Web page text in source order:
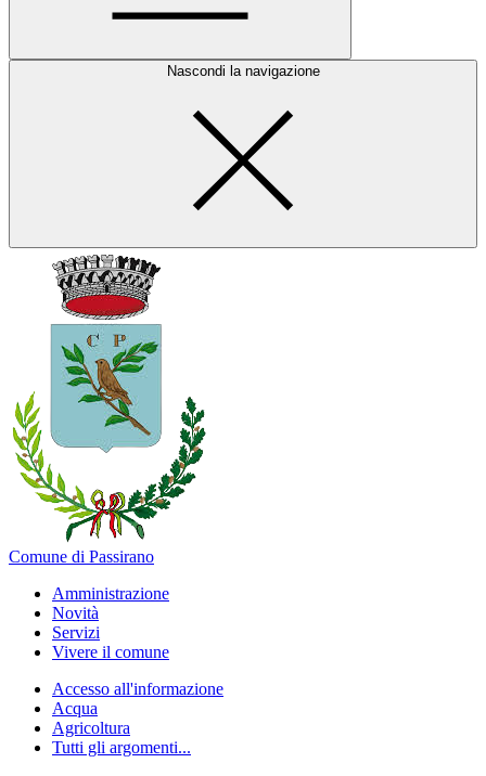
Nascondi la navigazione
Comune di Passirano
Amministrazione
Novità
Servizi
Vivere il comune
Accesso all'informazione
Acqua
Agricoltura
Tutti gli argomenti...